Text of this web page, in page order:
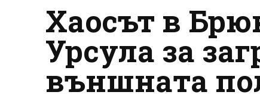
Хаосът в
Урсула за
външната